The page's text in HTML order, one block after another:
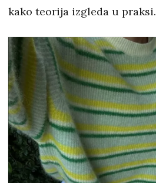
kako teorija izgleda u praksi.